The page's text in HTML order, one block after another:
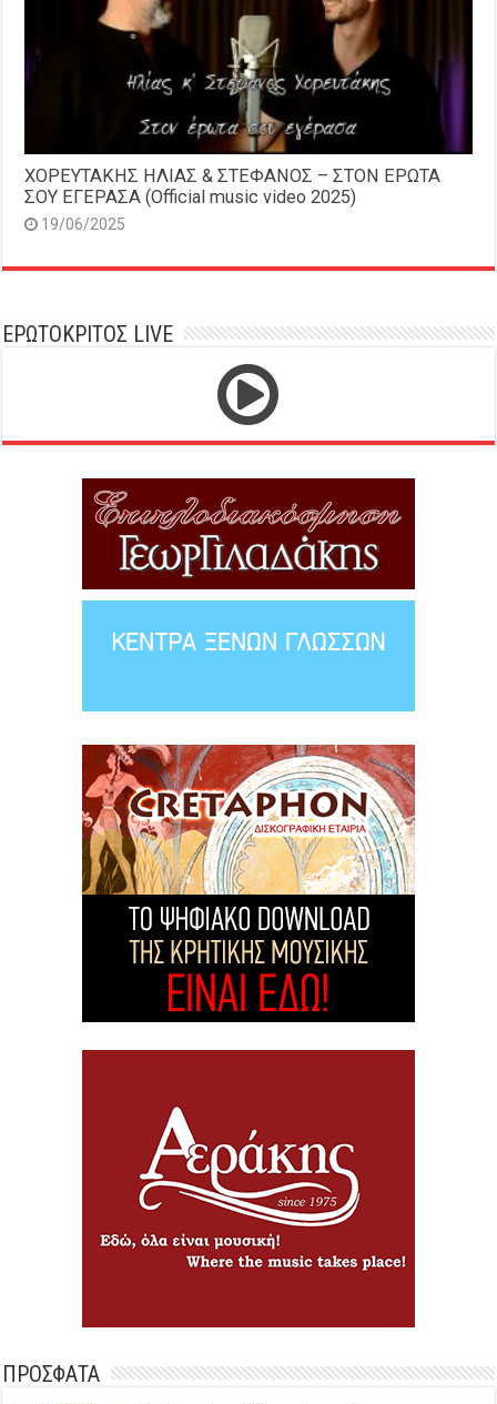
ΧΟΡΕΥΤΑΚΗΣ ΗΛΙΑΣ & ΣΤΕΦΑΝΟΣ – ΣΤΟΝ ΕΡΩΤΑ
ΣΟΥ ΕΓΕΡΑΣΑ (Official music video 2025)
19/06/2025
ΕΡΩΤΟΚΡΙΤΟΣ LIVE
ΠΡΟΣΦΑΤΑ